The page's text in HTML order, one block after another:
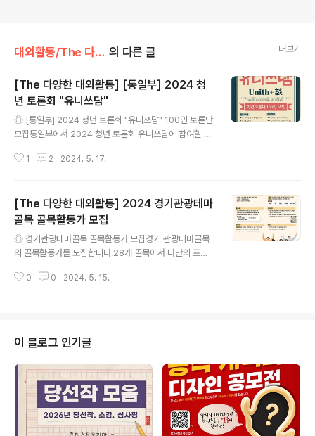
대외활동/The 다양한 대외활동 의 다른 글 더보기
[The 다양한 대외활동] [통일부] 2024 청
년 토론회 "유니쓰담"
◎ [통일부] 2024 청년 토론회 "유니쓰담" 100인 토론단
모집통일부에서 2024 청년 토론회 유니쓰담에 참여할 토
게 다양한 사람들과 소통할 수 있는 기회!새로운 통일 담론
"소정의 기념품과 통일부 장관 직인의 참가 확인서 발
급" 많은 참여 부탁드립니다 ◎ 유니쓰담이란?유니쓰담(U
nith+談)이란 Unification(통일) + Youth(청년) + 談
(논하다)의 합성어로'통일에 대한 청년들의 이야기'라는 의
(금)~2024.05.24(금)- 대상: 만 19~34세 청년 누..
1 2 2024. 5. 17.
[The 다양한 대외활동] 2024 경기관광테마
골목 골목활동가 모집
◎ 경기관광테마골목 골목활동가 모집경기 관광테마골목
의 골목활동가를 모집합니다.28개 골목에서 나만의 프로
골목을 함께 만들어가요!선정된 활동가에게는 활동비 500
활동계획 제시골목 활성화를 위해 필요한 활동을 사업 기
간 내 운영 예정 ◎ 모집대상만19세 이상 대한민국 국적
누구나골목별활동가의 지속적인 사업운영을 위해 내국인
으로 한정 ◎ 서류모집기간2024.05.02~2024.05.1
9 ◎ 모집인원골목별 15팀 ◎ 활동 지역경기도 내 다양한
관광골목관광 골목 정보..
0 0 2024. 5. 15.
이 블로그 인기글